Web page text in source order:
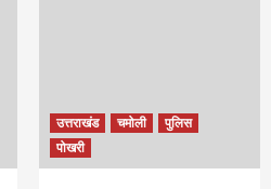
उत्तराखंड चमोली
पुलिस
पोखरी